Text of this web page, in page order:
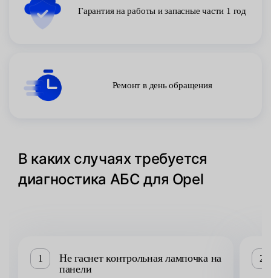
Гарантия на работы и запасные части 1 год
Ремонт в день обращения
В каких случаях требуется
диагностика АБС для Opel
1
Не гаснет контрольная лампочка на
панели
2